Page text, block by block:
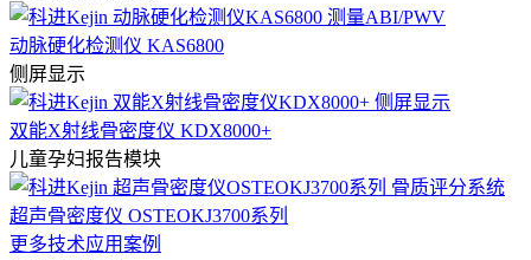
动脉硬化检测仪 KAS6800
侧屏显示
双能X射线骨密度仪 KDX8000+
儿童孕妇报告模块
超声骨密度仪 OSTEOKJ3700系列
更多技术应用案例